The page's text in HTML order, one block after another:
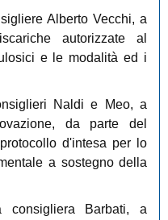
Alberto Vecchi, a
autorizzate al
e le modalità ed i
Naldi e Meo, a
da parte del
d'intesa per lo
a sostegno della
Barbati, a